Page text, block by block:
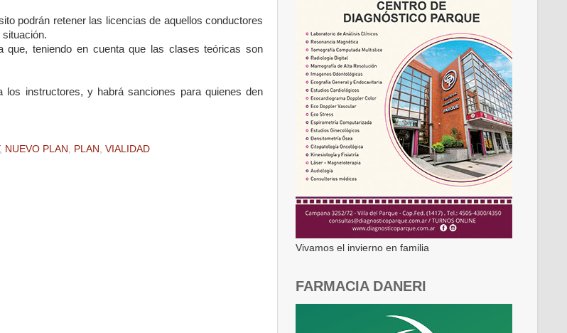
podrán retener las licencias de aquellos conductores
teniendo en cuenta que las clases teóricas son
instructores, y habrá sanciones para quienes den
, NUEVO PLAN PLAN VIALIDAD
Vivamos el invierno en familia
FARMACIA DANERI